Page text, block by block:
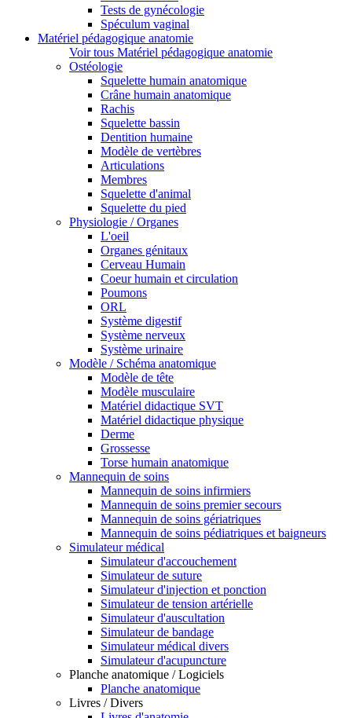
Tests de gynécologie
Spéculum vaginal
Matériel pédagogique anatomie
Voir tous Matériel pédagogique anatomie
Ostéologie
Squelette humain anatomique
Crâne humain anatomique
Rachis
Squelette bassin
Dentition humaine
Modèle de vertèbres
Articulations
Membres
Squelette d'animal
Squelette du pied
Physiologie / Organes
L'oeil
Organes génitaux
Cerveau Humain
Coeur humain et circulation
Poumons
ORL
Système digestif
Système nerveux
Système urinaire
Modèle / Schéma anatomique
Modèle de tête
Modèle musculaire
Matériel didactique SVT
Matériel didactique physique
Derme
Grossesse
Torse humain anatomique
Mannequin de soins
Mannequin de soins infirmiers
Mannequin de soins premier secours
Mannequin de soins gériatriques
Mannequin de soins pédiatriques et baigneurs
Simulateur médical
Simulateur d'accouchement
Simulateur de suture
Simulateur d'injection et ponction
Simulateur de tension artérielle
Simulateur d'auscultation
Simulateur de bandage
Simulateur médical divers
Simulateur d'acupuncture
Planche anatomique / Logiciels
Planche anatomique
Livres / Divers